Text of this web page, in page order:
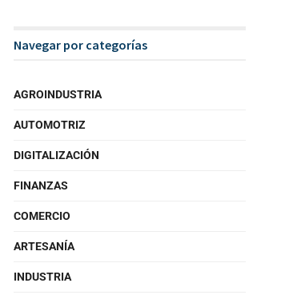
Navegar por categorías
AGROINDUSTRIA
AUTOMOTRIZ
DIGITALIZACIÓN
FINANZAS
COMERCIO
ARTESANÍA
INDUSTRIA